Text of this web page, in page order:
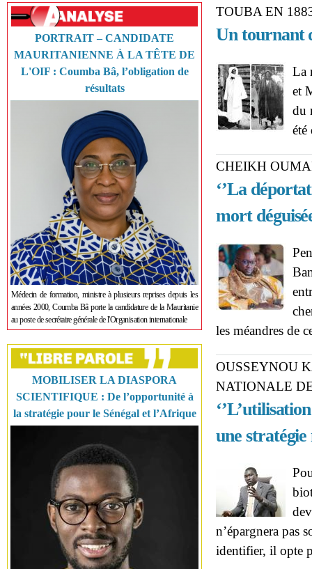
PORTRAIT – CANDIDATE
MAURITANIENNE À LA TÊTE DE
L'OIF : Coumba Bâ, l’obligation de
résultats
Médecin de formation, ministre à plusieurs reprises depuis les
années 2000, Coumba Bâ porte la candidature de la Mauritanie
au poste de secrétaire générale de l'Organisation internationale
MOBILISER LA DIASPORA
SCIENTIFIQUE : De l’opportunité à
la stratégie pour le Sénégal et l’Afrique
TOUBA EN
Un tournant
La
et
du
été
CHEIKH
‘’La
mort
les méandres de
OUSSEYNOU
NATIONALE
une stratégie
n’épargnera pas
identifier, il opte